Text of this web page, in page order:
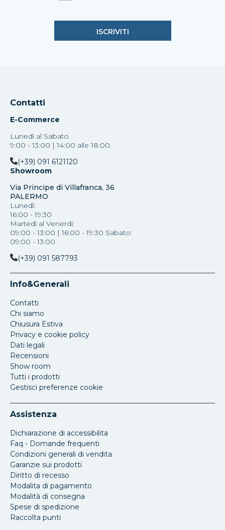
Contatti
E-Commerce
Lunedì al Sabato
9:00 - 13:00 | 14:00 alle 18:00.
(+39) 091 6121120
Showroom
Via Principe di Villafranca, 36
PALERMO
Lunedì:
16:00 - 19:30
Martedì al Venerdi:
09:00 - 13:00 | 16:00 - 19:30 Sabato:
09:00 - 13:00
(+39) 091 587793
Info&Generali
Contatti
Chi siamo
Chiusura Estiva
Privacy e cookie policy
Dati legali
Recensioni
Show room
Tutti i prodotti
Gestisci preferenze cookie
Assistenza
Dichiarazione di accessibilita
Faq - Domande frequenti
Condizioni generali di vendita
Garanzie sui prodotti
Diritto di recesso
Modalita di pagamento
Modalità di consegna
Spese di spedizione
Raccolta punti